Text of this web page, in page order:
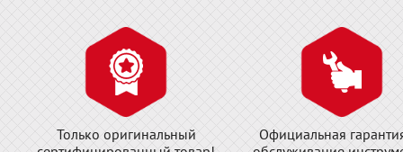
Только оригинальный
Официальная